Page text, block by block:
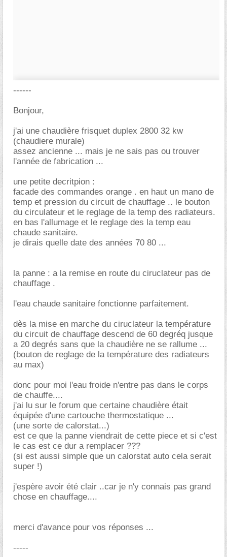
------
Bonjour,
j'ai une chaudière frisquet duplex 2800 32 kw
(chaudiere murale)
assez ancienne ... mais je ne sais pas ou trouver
l'année de fabrication ...
une petite decritpion :
facade des commandes orange . en haut un mano de
temp et pression du circuit de chauffage .. le bouton
du circulateur et le reglage de la temp des radiateurs.
en bas l'allumage et le reglage des la temp eau
chaude sanitaire.
je dirais quelle date des années 70 80 ...
la panne : a la remise en route du ciruclateur pas de
chauffage .
l'eau chaude sanitaire fonctionne parfaitement.
dès la mise en marche du ciruclateur la température
du circuit de chauffage descend de 60 degréq jusque
a 20 degrés sans que la chaudière ne se rallume ...
(bouton de reglage de la température des radiateurs
au max)
donc pour moi l'eau froide n'entre pas dans le corps
de chauffe....
j'ai lu sur le forum que certaine chaudière était
équipée d'une cartouche thermostatique ...
(une sorte de calorstat...)
est ce que la panne viendrait de cette piece et si c'est
le cas est ce dur a remplacer ???
(si est aussi simple que un calorstat auto cela serait
super !)
j'espère avoir été clair ..car je n'y connais pas grand
chose en chauffage....
merci d'avance pour vos réponses ...
-----